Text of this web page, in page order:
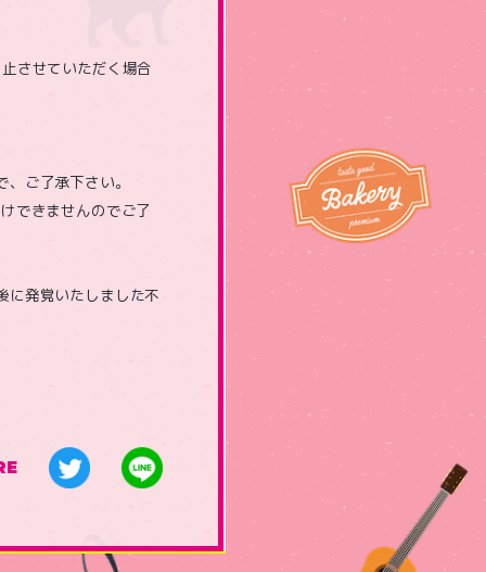
させていただく場合
ご了承下さい。
できませんのでご了
に発覚いたしました不